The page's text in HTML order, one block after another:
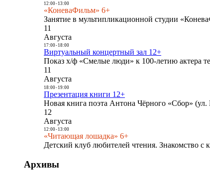
12:00- 13:00
«КоневаФильм» 6+
Занятие в мультипликационной студии
11
Августа
17:00- 18:00
Виртуальный концертный зал 12+
Показ х/ф «Смелые люди» к 100-летию актера
11
Августа
18:00- 19:00
Презентация книги 12+
Новая книга поэта Антона Чёрного «Сбор»
12
Августа
12:00- 13:00
«Читающая лошадка» 6+
Детский клуб любителей чтения. Знакомство
Архивы